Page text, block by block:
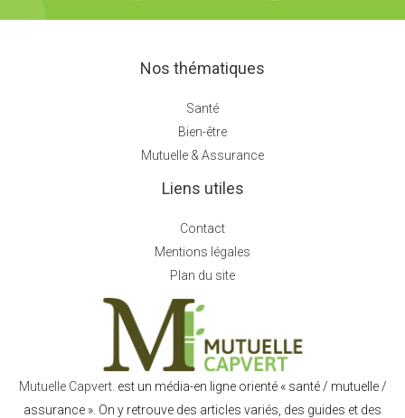
Nos thématiques
Santé
Bien-être
Mutuelle & Assurance
Liens utiles
Contact
Mentions légales
Plan du site
Mutuelle Capvert. est un média-en ligne orienté « santé / mutuelle /
assurance ». On y retrouve des articles variés, des guides et des